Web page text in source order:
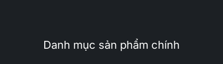
Danh mục sản phẩm chính